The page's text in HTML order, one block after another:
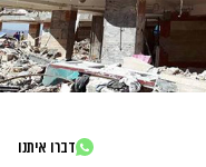
דברו איתנו